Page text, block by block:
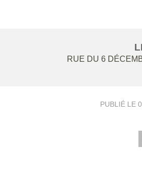
RUE DU 6
PUBLIÉ LE